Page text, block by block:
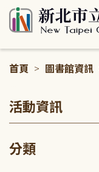
首頁 > 圖書館資訊
活動資訊
分類